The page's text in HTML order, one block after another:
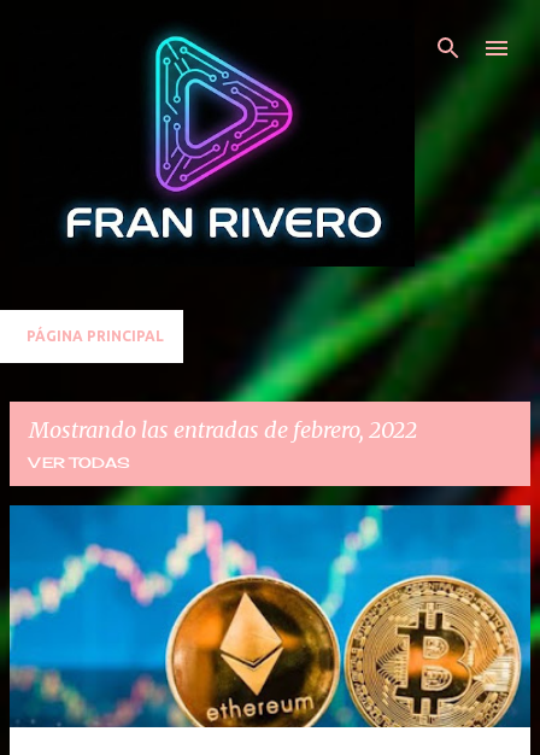
Ir al contenido principal
PÁGINA PRINCIPAL
Mostrando las entradas de febrero, 2022
VER TODAS
n
t
r
a
d